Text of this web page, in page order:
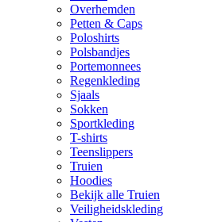
Overhemden
Petten & Caps
Poloshirts
Polsbandjes
Portemonnees
Regenkleding
Sjaals
Sokken
Sportkleding
T-shirts
Teenslippers
Truien
Hoodies
Bekijk alle Truien
Veiligheidskleding